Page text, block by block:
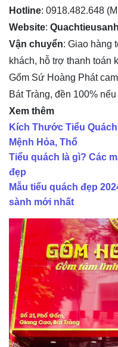
Hotline: 0918.482.648
Website:
Vận chuyển: Giao hàng
khách, hỗ trợ thanh toán
Gốm Sứ Hoàng Phát
Bát Tràng, đền 100%
Xem thêm
Kích Thước Tiểu
Mệnh Hỏa, Thổ
Tiểu quách là gì? Các
đẹp
Mẫu tiểu quách đẹp
sành mới nhất